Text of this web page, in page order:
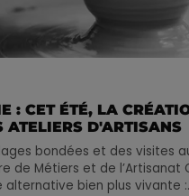
: CET ÉTÉ, LA
ATELIERS D'ARTISANS
bondées et des visites
de Métiers et de l’Artisanat
alternative bien plus vivante